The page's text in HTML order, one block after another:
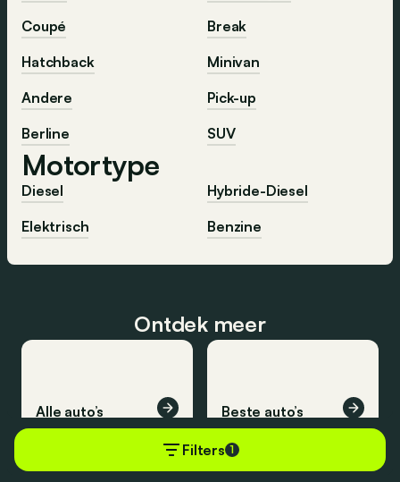
Filters 1
Coupé
Break
Hatchback
Minivan
Andere
Pick-up
Berline
SUV
Motortype
Diesel
Hybride-Diesel
Elektrisch
Benzine
Ontdek meer
Alle auto’s Beste auto’s